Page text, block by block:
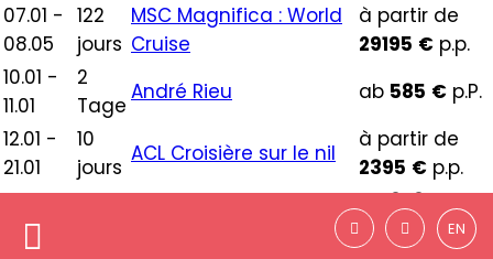
07.01 -
08.05
122
jours
MSC Magnifica : World
Cruise
à partir de
29195 € p.p.
10.01 -
11.01
2
Tage
André Rieu ab 585 € p.P.
12.01 -
21.01
10
jours
ACL Croisière sur le nil
à partir de
2395 € p.p.
21.01 -
03.02
14
Inselparadies Sri Lanka
ab3780 €
p.P.
EN